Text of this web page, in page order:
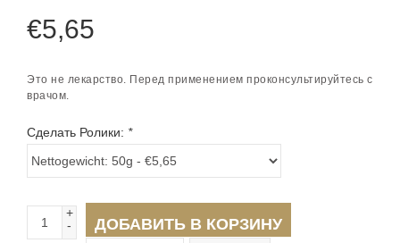
€5,65
Это не лекарство. Перед применением проконсультируйтесь с
врачом.
Сделать Ролики: *
+
-
ДОБАВИТЬ В КОРЗИНУ